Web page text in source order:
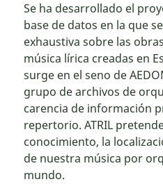
Se ha desarrollado el
base de datos en la que
exhaustiva sobre las
música lírica creadas en
surge en el seno de
grupo de archivos de
carencia de información
repertorio. ATRIL
conocimiento, la
de nuestra música por
mundo.